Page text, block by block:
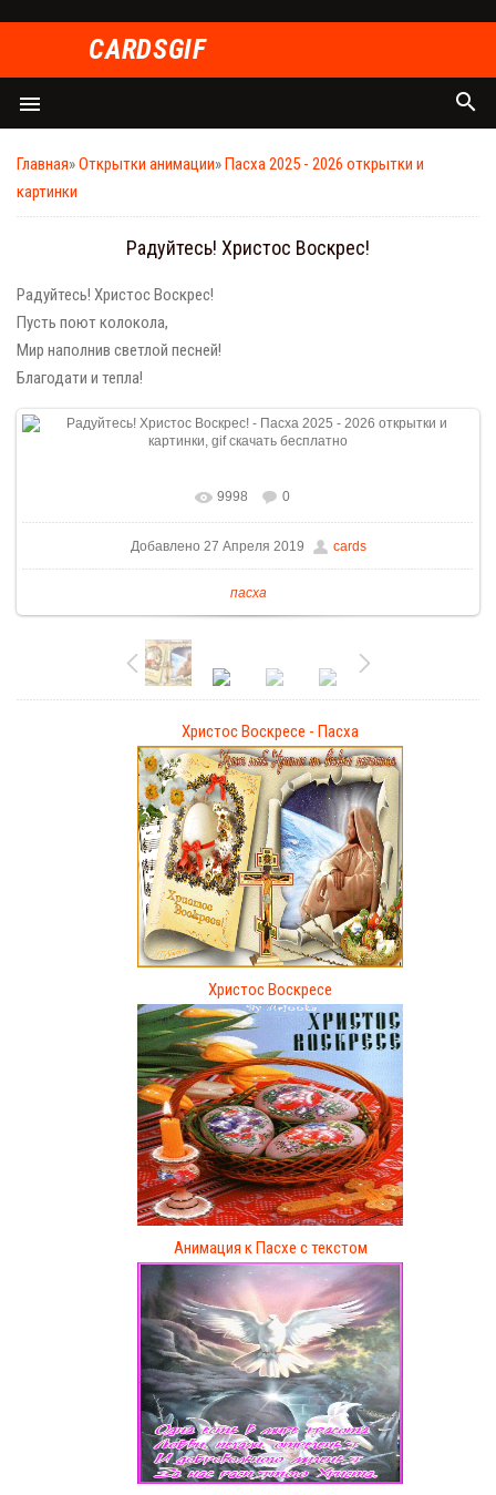
СARDSGIF
menu search
Главная»Открытки анимации»Пасха 2025 - 2026 открытки и
картинки
Радуйтесь! Христос Воскрес!
Радуйтесь! Христос Воскрес!
Пусть поют колокола,
Мир наполнив светлой песней!
Благодати и тепла!
9998 0
Добавлено 27 Апреля 2019 cards
пасха
Христос Воскресе - Пасха
Христос Воскресе
Анимация к Пасхе с текстом